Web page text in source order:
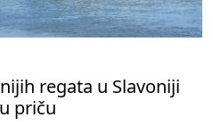
regata u Slavoniji
priču